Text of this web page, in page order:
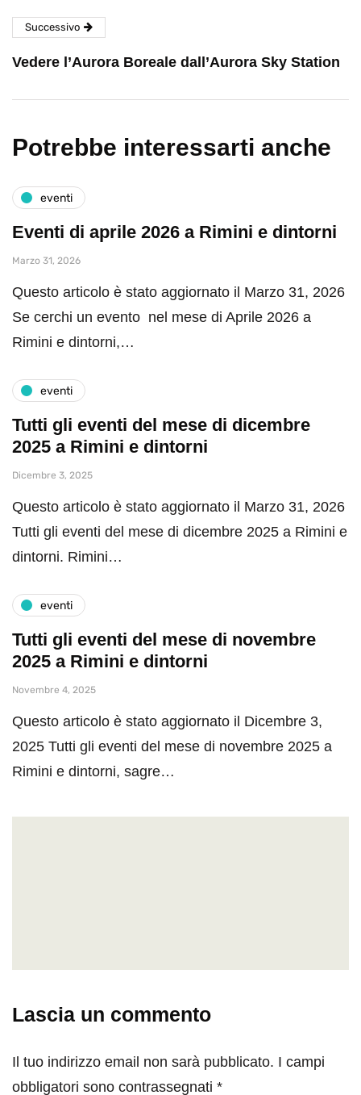
Successivo
Vedere l’Aurora Boreale dall’Aurora Sky Station
Potrebbe interessarti anche
eventi
Eventi di aprile 2026 a Rimini e dintorni
Marzo 31, 2026
Questo articolo è stato aggiornato il Marzo 31, 2026
Se cerchi un evento nel mese di Aprile 2026 a
Rimini e dintorni,…
eventi
Tutti gli eventi del mese di dicembre
2025 a Rimini e dintorni
Dicembre 3, 2025
Questo articolo è stato aggiornato il Marzo 31, 2026
Tutti gli eventi del mese di dicembre 2025 a Rimini e
dintorni. Rimini…
eventi
Tutti gli eventi del mese di novembre
2025 a Rimini e dintorni
Novembre 4, 2025
Questo articolo è stato aggiornato il Dicembre 3,
2025 Tutti gli eventi del mese di novembre 2025 a
Rimini e dintorni, sagre…
Lascia un commento
Il tuo indirizzo email non sarà pubblicato. I campi
obbligatori sono contrassegnati *